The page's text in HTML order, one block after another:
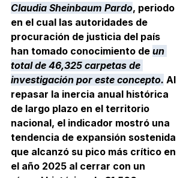
Claudia Sheinbaum Pardo, periodo
en el cual las autoridades de
procuración de justicia del país
han tomado conocimiento de un
total de 46,325 carpetas de
investigación por este concepto. Al
repasar la inercia anual histórica
de largo plazo en el territorio
nacional, el indicador mostró una
tendencia de expansión sostenida
que alcanzó su pico más crítico en
el año 2025 al cerrar con un